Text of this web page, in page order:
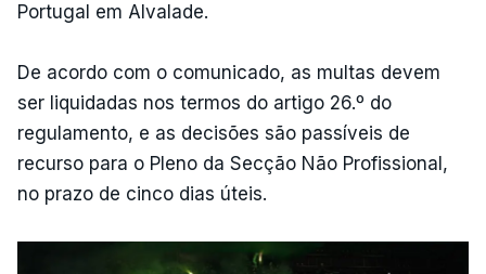
Portugal em Alvalade.
De acordo com o comunicado, as multas devem
ser liquidadas nos termos do artigo 26.º do
regulamento, e as decisões são passíveis de
recurso para o Pleno da Secção Não Profissional,
no prazo de cinco dias úteis.